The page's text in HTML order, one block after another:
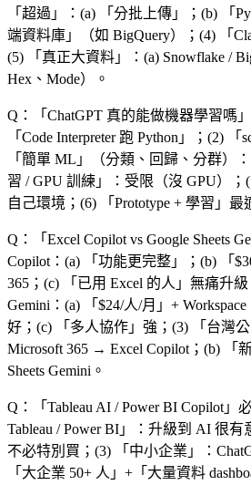
「 超過 」：(a) 「 分批上傳 」；(b) 「
端資料庫 」（如 BigQuery）；(4) 「
(5) 「 真正大資料 」：(a) Snowflake /
Hex、Mode）。
Q：「 ChatGPT 真的能做機器學習嗎
「 Code Interpreter 跑 Python 」；(2) 「
「 簡單 ML 」（分類、回歸、分群）
習 / GPU 訓練 」：受限（沒 GPU）；
自己環境；(6) 「 Prototype + 學習 」最
Q：「 Excel Copilot vs Google Sheets
Copilot：(a) 「 功能更完整 」；(b) 「
365；(c) 「 已用 Excel 的人 」無痛升級
Gemini：(a) 「 $24/人/月 」+ Workspace
好；(c) 「 多人協作 」強；(3) 「 台灣公
Microsoft 365 → Excel Copilot；(b) 「
Sheets Gemini。
Q：「 Tableau AI / Power BI Copilot 」
Tableau / Power BI 」：升級到 AI 很有
不必特別買；(3) 「 中小企業 」：
「 大企業 50+ 人 」+「 大量資料